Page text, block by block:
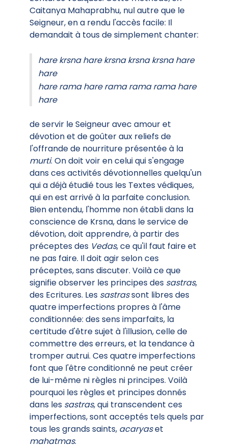
Caitanya Mahaprabhu, nul autre que le
Seigneur, en a rendu l'accès facile: Il
demandait à tous de simplement chanter:
hare krsna hare krsna krsna krsna hare
hare
hare rama hare rama rama rama hare
hare
de servir le Seigneur avec amour et
dévotion et de goûter aux reliefs de
l'offrande de nourriture présentée à la
murti. On doit voir en celui qui s'engage
dans ces activités dévotionnelles quelqu'un
qui a déjà étudié tous les Textes védiques,
qui en est arrivé à la parfaite conclusion.
Bien entendu, l'homme non établi dans la
conscience de Krsna, dans le service de
dévotion, doit apprendre, à partir des
préceptes des Vedas, ce qu'il faut faire et
ne pas faire. Il doit agir selon ces
préceptes, sans discuter. Voilà ce que
signifie observer les principes des sastras,
des Ecritures. Les sastrassont libres des
quatre imperfections propres à l'âme
conditionnée: des sens imparfaits, la
certitude d'être sujet à l'illusion, celle de
commettre des erreurs, et la tendance à
tromper autrui. Ces quatre imperfections
font que l'être conditionné ne peut créer
de lui-même ni règles ni principes. Voilà
pourquoi les règles et principes donnés
dans les sastras, qui transcendent ces
imperfections, sont acceptés tels quels par
tous les grands saints, acaryaset
mahatmas.